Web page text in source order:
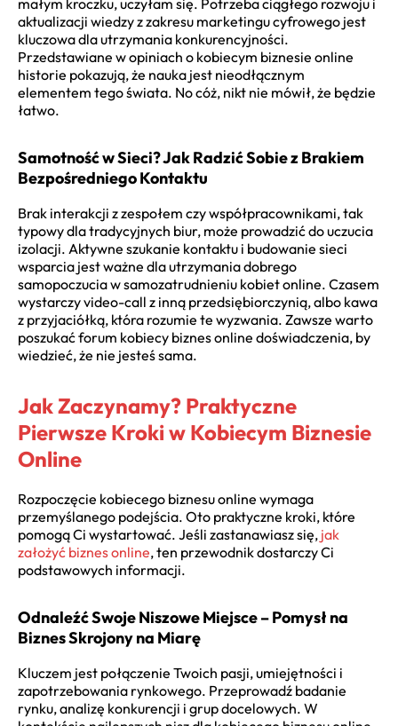
aktualizacji wiedzy z zakresu marketingu cyfrowego jest
kluczowa dla utrzymania konkurencyjności.
Przedstawiane w opiniach o kobiecym biznesie online
historie pokazują, że nauka jest nieodłącznym
elementem tego świata. No cóż, nikt nie mówił, że będzie
łatwo.
Samotność w Sieci? Jak Radzić Sobie z Brakiem
Bezpośredniego Kontaktu
Brak interakcji z zespołem czy współpracownikami, tak
typowy dla tradycyjnych biur, może prowadzić do uczucia
izolacji. Aktywne szukanie kontaktu i budowanie sieci
wsparcia jest ważne dla utrzymania dobrego
samopoczucia w samozatrudnieniu kobiet online. Czasem
wystarczy video-call z inną przedsiębiorczynią, albo kawa
z przyjaciółką, która rozumie te wyzwania. Zawsze warto
poszukać forum kobiecy biznes online doświadczenia, by
wiedzieć, że nie jesteś sama.
Jak Zaczynamy? Praktyczne
Pierwsze Kroki w Kobiecym Biznesie
Online
Rozpoczęcie kobiecego biznesu online wymaga
przemyślanego podejścia. Oto praktyczne kroki, które
pomogą Ci wystartować. Jeśli zastanawiasz się, jak
założyć biznes online, ten przewodnik dostarczy Ci
podstawowych informacji.
Odnaleźć Swoje Niszowe Miejsce – Pomysł na
Biznes Skrojony na Miarę
Kluczem jest połączenie Twoich pasji, umiejętności i
zapotrzebowania rynkowego. Przeprowadź badanie
rynku, analizę konkurencji i grup docelowych. W